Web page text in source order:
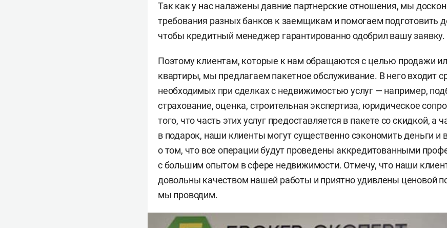
Так как у нас налажены давние партнерские отношения, мы
требования разных банков к заемщикам и помогаем подготовить
чтобы кредитный менеджер гарантированно одобрил вашу заявку.
Поэтому клиентам, которые к нам обращаются с целью продажи
квартиры, мы предлагаем пакетное обслуживание. В него входит
необходимых при сделках с недвижимостью услуг — например,
страхование, оценка, строительная экспертиза, юридическое
того, что часть этих услуг предоставляется в пакете со скидкой, а
в подарок, наши клиенты могут существенно сэкономить деньги и
о том, что все операции будут проведены аккредитованными
с большим опытом в сфере недвижимости. Отмечу, что наши
довольны качеством нашей работы и приятно удивлены ценовой
мы проводим.